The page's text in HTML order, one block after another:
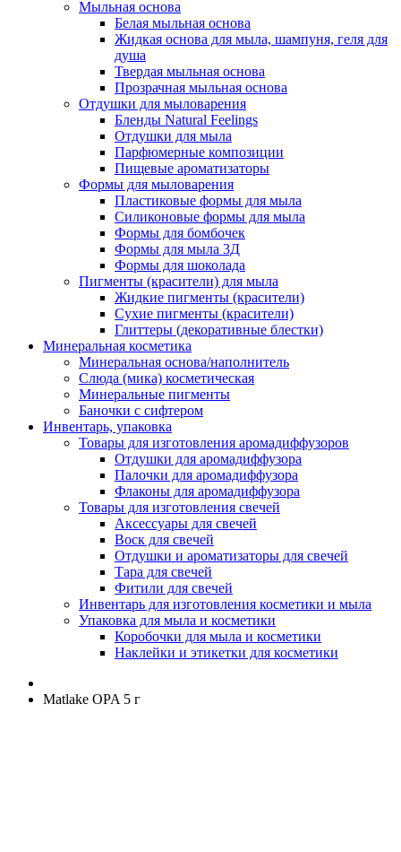
Мыльная основа
Белая мыльная основа
Жидкая основа для мыла, шампуня, геля для
душа
Твердая мыльная основа
Прозрачная мыльная основа
Отдушки для мыловарения
Бленды Natural Feelings
Отдушки для мыла
Парфюмерные композиции
Пищевые ароматизаторы
Формы для мыловарения
Пластиковые формы для мыла
Силиконовые формы для мыла
Формы для бомбочек
Формы для мыла 3Д
Формы для шоколада
Пигменты (красители) для мыла
Жидкие пигменты (красители)
Сухие пигменты (красители)
Глиттеры (декоративные блестки)
Минеральная косметика
Минеральная основа/наполнитель
Слюда (мика) косметическая
Минеральные пигменты
Баночки с сифтером
Инвентарь, упаковка
Товары для изготовления аромадиффузоров
Отдушки для аромадиффузора
Палочки для аромадиффузора
Флаконы для аромадиффузора
Товары для изготовления свечей
Аксессуары для свечей
Воск для свечей
Отдушки и ароматизаторы для свечей
Тара для свечей
Фитили для свечей
Инвентарь для изготовления косметики и мыла
Упаковка для мыла и косметики
Коробочки для мыла и косметики
Наклейки и этикетки для косметики
Matlake OPA 5 г